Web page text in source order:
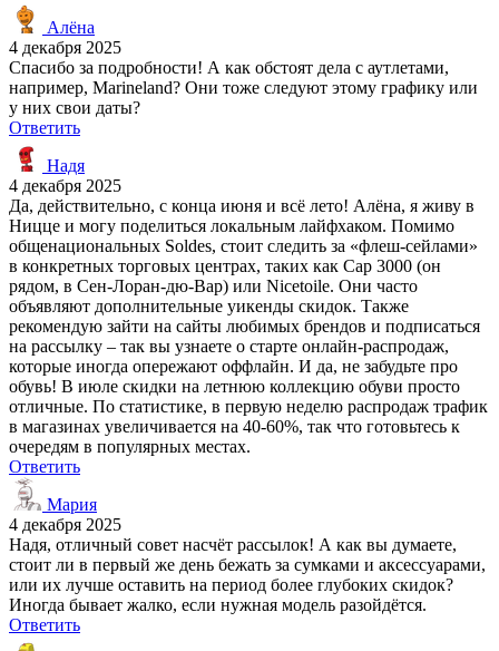
Алёна
4 декабря 2025
Спасибо за подробности! А как обстоят дела с аутлетами,
например, Marineland? Они тоже следуют этому графику или
у них свои даты?
Ответить
Надя
4 декабря 2025
Да, действительно, с конца июня и всё лето! Алёна, я живу в
Ницце и могу поделиться локальным лайфхаком. Помимо
общенациональных Soldes, стоит следить за «флеш-сейлами»
в конкретных торговых центрах, таких как Cap 3000 (он
рядом, в Сен-Лоран-дю-Вар) или Nicetoile. Они часто
объявляют дополнительные уикенды скидок. Также
рекомендую зайти на сайты любимых брендов и подписаться
на рассылку – так вы узнаете о старте онлайн-распродаж,
которые иногда опережают оффлайн. И да, не забудьте про
обувь! В июле скидки на летнюю коллекцию обуви просто
отличные. По статистике, в первую неделю распродаж трафик
в магазинах увеличивается на 40-60%, так что готовьтесь к
очередям в популярных местах.
Ответить
Мария
4 декабря 2025
Надя, отличный совет насчёт рассылок! А как вы думаете,
стоит ли в первый же день бежать за сумками и аксессуарами,
или их лучше оставить на период более глубоких скидок?
Иногда бывает жалко, если нужная модель разойдётся.
Ответить